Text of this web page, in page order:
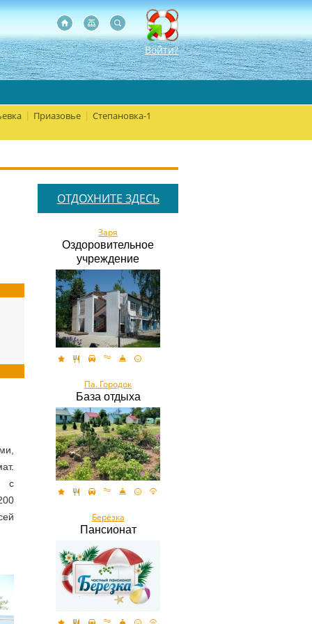
Войти?
Приазовье Степановка-1
с
ОТДОХНИТЕ ЗДЕСЬ
Заря
Оздоровительное
учреждение
Па. Городок
База отдыха
Берёзка
Пансионат